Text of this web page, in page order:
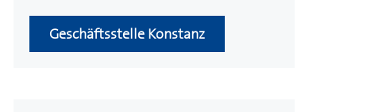
Geschäftsstelle Konstanz